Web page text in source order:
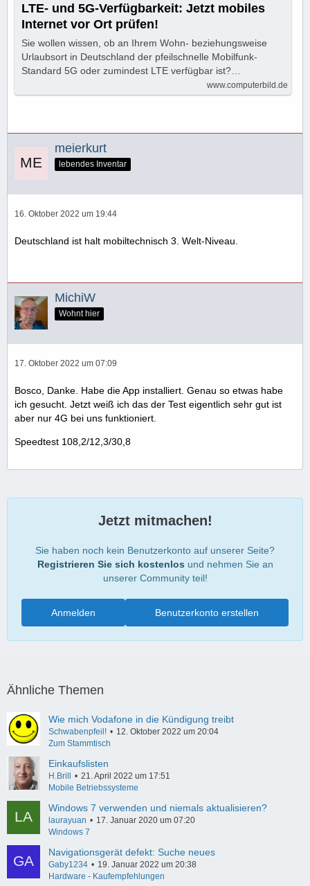
LTE- und 5G-Verfügbarkeit: Jetzt mobiles
Internet vor Ort prüfen!
Sie wollen wissen, ob an Ihrem Wohn- beziehungsweise
Urlaubsort in Deutschland der pfeilschnelle Mobilfunk-
Standard 5G oder zumindest LTE verfügbar ist?…
www.computerbild.de
meierkurt
lebendes Inventar
16. Oktober 2022 um 19:44
Deutschland ist halt mobiltechnisch 3. Welt-Niveau.
MichiW
Wohnt hier
17. Oktober 2022 um 07:09
Bosco, Danke. Habe die App installiert. Genau so etwas habe
ich gesucht. Jetzt weiß ich das der Test eigentlich sehr gut ist
aber nur 4G bei uns funktioniert.
Speedtest 108,2/12,3/30,8
Jetzt mitmachen!
Sie haben noch kein Benutzerkonto auf unserer Seite?
Registrieren Sie sich kostenlos und nehmen Sie an
unserer Community teil!
Benutzerkonto erstellen
Anmelden
Ähnliche Themen
Wie mich Vodafone in die Kündigung treibt
Schwabenpfeil!
12. Oktober 2022 um 20:04
Zum Stammtisch
Einkaufslisten
H.Brill
21. April 2022 um 17:51
Mobile Betriebssysteme
Windows 7 verwenden und niemals aktualisieren?
laurayuan
17. Januar 2020 um 07:20
Windows 7
Navigationsgerät defekt: Suche neues
Gaby1234
19. Januar 2022 um 20:38
Hardware - Kaufempfehlungen